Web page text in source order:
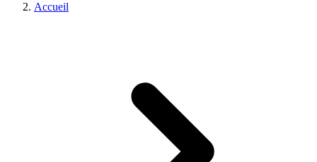
Accueil